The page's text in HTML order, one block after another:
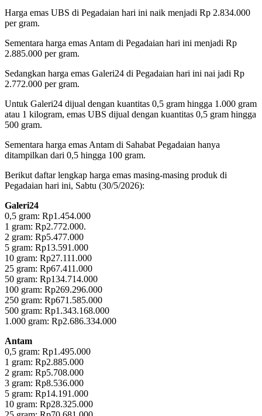
Harga emas UBS di Pegadaian hari ini naik menjadi Rp 2.834.000
per gram.
Sementara harga emas Antam di Pegadaian hari ini menjadi Rp
2.885.000 per gram.
Sedangkan harga emas Galeri24 di Pegadaian hari ini nai jadi Rp
2.772.000 per gram.
Untuk Galeri24 dijual dengan kuantitas 0,5 gram hingga 1.000 gram
atau 1 kilogram, emas UBS dijual dengan kuantitas 0,5 gram hingga
500 gram.
Sementara harga emas Antam di Sahabat Pegadaian hanya
ditampilkan dari 0,5 hingga 100 gram.
Berikut daftar lengkap harga emas masing-masing produk di
Pegadaian hari ini, Sabtu (30/5/2026):
Galeri24
0,5 gram: Rp1.454.000
1 gram: Rp2.772.000.
‎2 gram: Rp5.477.000
‎5 gram: Rp13.591.000
‎10 gram: Rp27.111.000
‎25 gram: Rp67.411.000
‎50 gram: Rp134.714.000
‎100 gram: Rp269.296.000
‎250 gram: Rp671.585.000
‎500 gram: Rp1.343.168.000
‎1.000 gram: Rp2.686.334.000
Antam
0,5 gram: Rp1.495.000
‎1 gram: Rp2.885.000
‎2 gram: Rp5.708.000
3 gram: Rp8.536.000
‎5 gram: Rp14.191.000
10 gram: Rp28.325.000